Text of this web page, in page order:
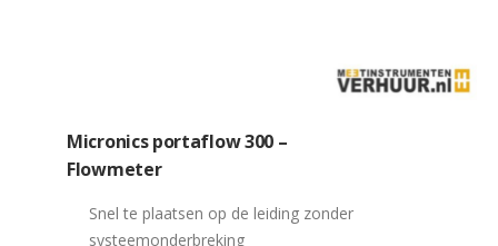
Micronics portaflow 300 –
Flowmeter
Snel te plaatsen op de leiding zonder
systeemonderbreking